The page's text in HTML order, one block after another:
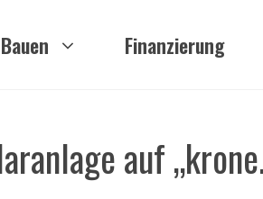
Bauen Finanzierung
auf